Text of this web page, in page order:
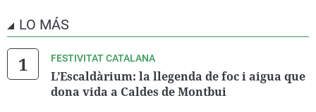
LO MÁS
FESTIVITAT CATALANA
L’Escaldàrium: la llegenda de foc i aigua que
dona vida a Caldes de Montbui